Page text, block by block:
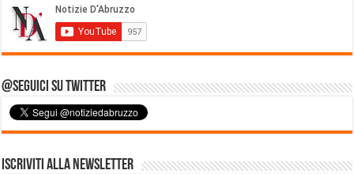
@Seguici su Twitter
Iscriviti alla Newsletter